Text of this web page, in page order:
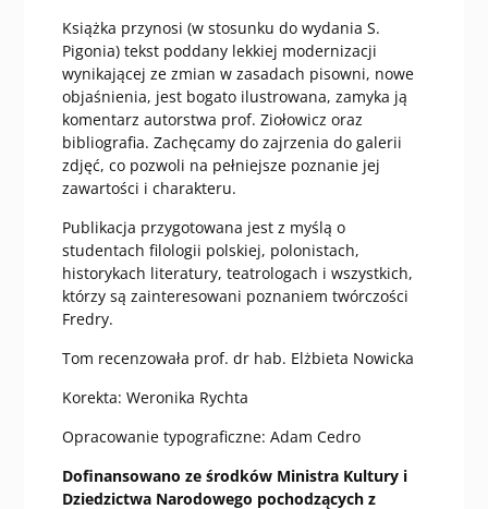
Książka przynosi (w stosunku do wydania S.
Pigonia) tekst poddany lekkiej modernizacji
wynikającej ze zmian w zasadach pisowni, nowe
objaśnienia, jest bogato ilustrowana, zamyka ją
komentarz autorstwa prof. Ziołowicz oraz
bibliografia. Zachęcamy do zajrzenia do galerii
zdjęć, co pozwoli na pełniejsze poznanie jej
zawartości i charakteru.
Publikacja przygotowana jest z myślą o
studentach filologii polskiej, polonistach,
historykach literatury, teatrologach i wszystkich,
którzy są zainteresowani poznaniem twórczości
Fredry.
Tom recenzowała prof. dr hab. Elżbieta Nowicka
Korekta: Weronika Rychta
Opracowanie typograficzne: Adam Cedro
Dofinansowano ze środków Ministra Kultury i
Dziedzictwa Narodowego pochodzących z